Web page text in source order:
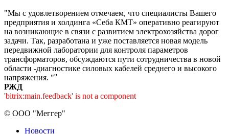
"Мы с удовлетворением отмечаем, что специалисты Вашего
предприятия и холдинга «Себа КМТ» оперативно реагируют
на возникающие в связи с развитием электрохозяйства дорог
задачи. Так, разработана и уже поставляется новая модель
передвижной лаборатории для контроля параметров
трансформаторов, обсуждаются пути сотрудничества в новой
области -диагностике силовых кабелей среднего и высокого
напряжения. ""
РЖД
'bitrix:main.feedback' is not a component
© ООО "Меггер"
Новости